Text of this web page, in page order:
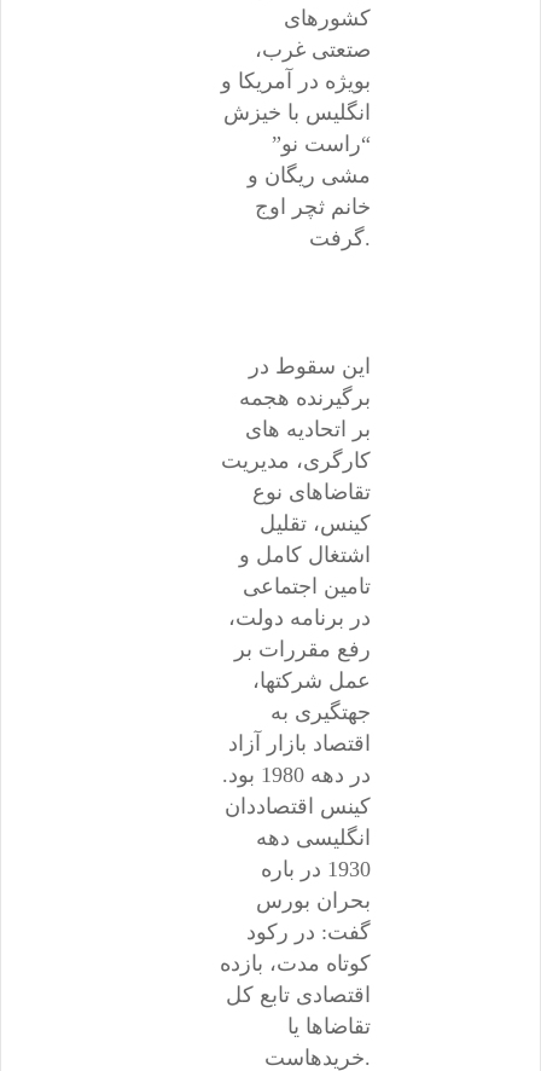
کشورهای
صتعتی غرب،
بویژه در آمریکا و
انگلیس با خیزش
“راست نو”
مشی ریگان و
خانم ثچر اوج
گرفت.
این سقوط در
برگیرنده هجمه
بر اتحادیه های
کارگری، مدیریت
تقاضاهای نوع
کینس، تقلیل
اشتغال کامل و
تامین اجتماعی
در برنامه دولت،
رفع مقررات بر
عمل شرکتها،
جهتگیری به
اقتصاد بازار آزاد
در دهه 1980 بود.
کینس اقتصاددان
انگلیسی دهه
1930 در باره
بحران بورس
گفت: در رکود
کوتاه مدت، بازده
اقتصادی تابع کل
تقاضاها یا
خریدهاست.